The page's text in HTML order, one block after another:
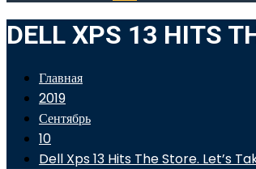
DELL XPS 13 HITS
Главная
2019
Сентябрь
10
Dell Xps 13 Hits The Store. Let’s